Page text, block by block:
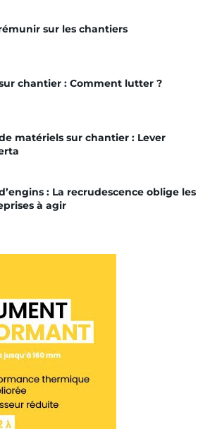
sur les chantiers
chantier : Comment lutter ?
matériels sur chantier : Lever
: La recrudescence oblige les
à agir